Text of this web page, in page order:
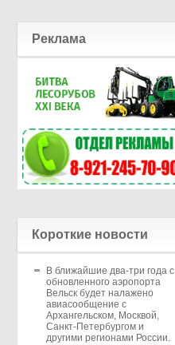
Реклама
Короткие новости
В ближайшие два-три года с
обновленного аэропорта
Вельск будет налажено
авиасообщение с
Архангельском, Москвой,
Санкт-Петербургом и
другими регионами России.